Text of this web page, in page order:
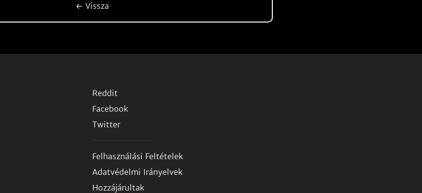
← Vissza
Reddit
Facebook
Twitter
Felhasználási Feltételek
Adatvédelmi Irányelvek
Hozzájárultak